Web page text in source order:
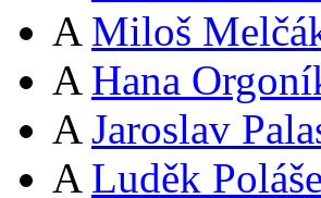
A Miloš
A Hana
A Jaroslav
A Luděk